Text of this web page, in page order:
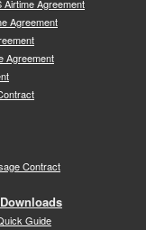
Airtime Agreement
Agreement
Agreement
Contract
Guide